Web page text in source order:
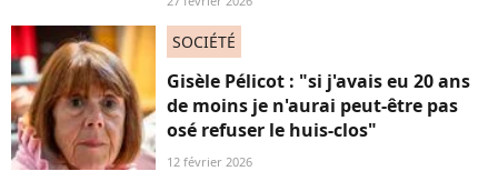
SOCIÉTÉ
Gisèle Pélicot : "si j'avais eu 20 ans
de moins je n'aurai peut-être pas
osé refuser le huis-clos"
12 février 2026